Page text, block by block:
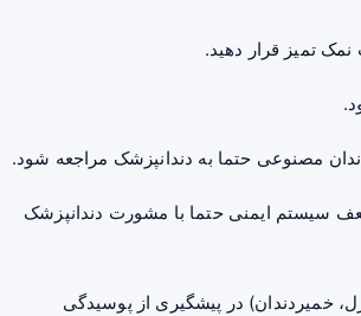
تمیز قرار دهید.
مصنوعی حتما به دندانپزشک مراجعه شود.
سیستم ایمنی حتما با مشورت دندانپزشک
خمیردندان) در پیشگیری از پوسیدگی